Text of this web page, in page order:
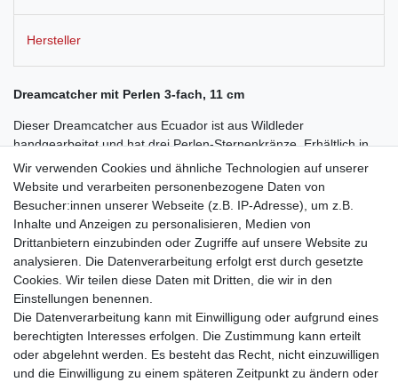
Hersteller
Dreamcatcher mit Perlen 3-fach, 11 cm
Dieser Dreamcatcher aus Ecuador ist aus Wildleder
handgearbeitet und hat drei Perlen-Sternenkränze. Erhältlich in
den Farben natur, braun und schwarz.
Nach der indianischen Mythologie verschafft der Dreamcatcher
mit dem Netz in der Mitte dem Schlafenden einen von Alpträumen
befreiten Schlaf. Das Gewebe lässt die guten Träume auf den
Schlafenden herabsinken, die bösen Träume verfangen sich
jedoch im Netz und verbrennen mit dem ersten Tageslicht.
Impressum Daten­schutz­erklärung AGB
Wir verwenden Cookies und ähnliche Technologien auf unserer
Website und verarbeiten personenbezogene Daten von
Besucher:innen unserer Webseite (z.B. IP-Adresse), um z.B.
Inhalte und Anzeigen zu personalisieren, Medien von
Drittanbietern einzubinden oder Zugriffe auf unsere Website zu
analysieren. Die Datenverarbeitung erfolgt erst durch gesetzte
Cookies. Wir teilen diese Daten mit Dritten, die wir in den
Einstellungen benennen.
Die Datenverarbeitung kann mit Einwilligung oder aufgrund eines
berechtigten Interesses erfolgen. Die Zustimmung kann erteilt
oder abgelehnt werden. Es besteht das Recht, nicht einzuwilligen
und die Einwilligung zu einem späteren Zeitpunkt zu ändern oder